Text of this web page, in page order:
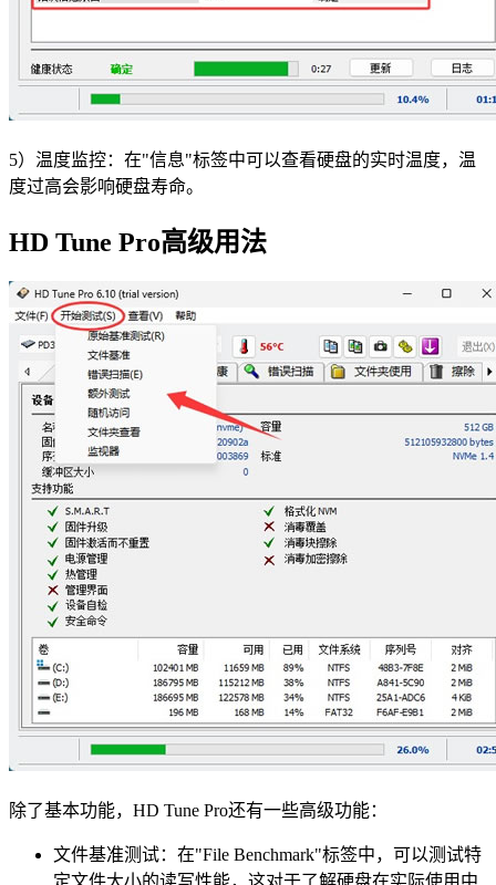
5）温度监控：在"信息"标签中可以查看硬盘的实时温度，温
度过高会影响硬盘寿命。
HD Tune Pro高级用法
除了基本功能，HD Tune Pro还有一些高级功能：
文件基准测试：在"File Benchmark"标签中，可以测试特